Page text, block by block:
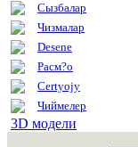
Сызбалар
Чизмалар
Desene
Расм?о
Certyojy
Чиймелер
3D модели